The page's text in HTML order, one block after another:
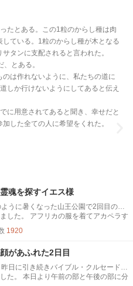
たとある。この1粒のからし種は肉
ている。1粒のからし種が木となる
タンに支配されると言われた。
とある。
は作れないように、私たちの道に
しか行けないようにしてあると伝え
に用意されてあると聞き、幸せだと
した全ての人に希望をくれた。
魂を探すイエス様
うに暑くなった山王公園で2回目のマ
した。 アフリカの服を着てアカペラす
色だけどアフリカ人だと思われるぐら
・ソンフン講師は昨日のマインド講演
ドを受け入れなさい そのまま受け入
も避けずにぶつかれば良い 連合-共にし
1920
があふれた2日目
日に引き続きバイブル・クルセードフ
た。 本日より午前の部と午後の部に分